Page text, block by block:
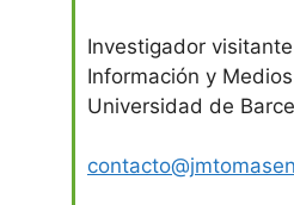
Investigador
Información y
Universidad de